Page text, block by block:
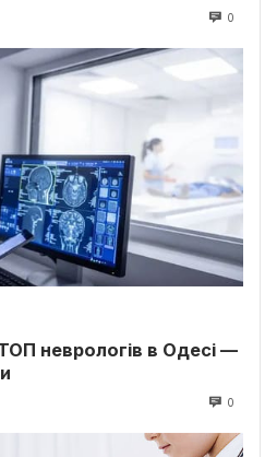
0
неврологів в Одесі —
0